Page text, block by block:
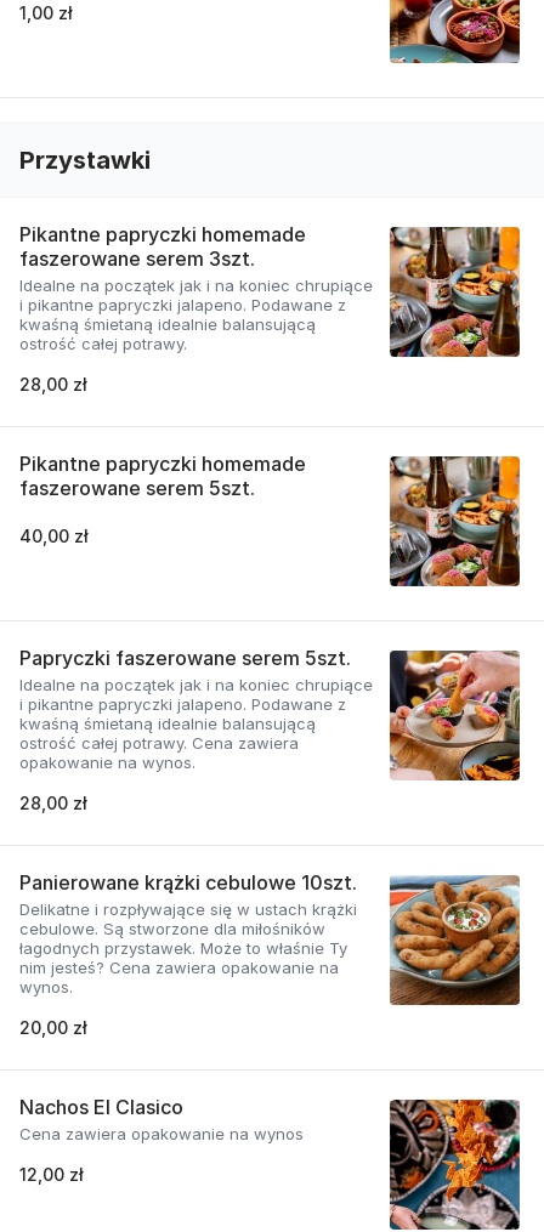
1,00 zł
Przystawki
Pikantne papryczki homemade
faszerowane serem 3szt.
Idealne na początek jak i na koniec chrupiące
i pikantne papryczki jalapeno. Podawane z
kwaśną śmietaną idealnie balansującą
ostrość całej potrawy.
28,00 zł
Pikantne papryczki homemade
faszerowane serem 5szt.
40,00 zł
Papryczki faszerowane serem 5szt.
Idealne na początek jak i na koniec chrupiące
i pikantne papryczki jalapeno. Podawane z
kwaśną śmietaną idealnie balansującą
ostrość całej potrawy. Cena zawiera
opakowanie na wynos.
28,00 zł
Panierowane krążki cebulowe 10szt.
Delikatne i rozpływające się w ustach krążki
cebulowe. Są stworzone dla miłośników
łagodnych przystawek. Może to właśnie Ty
nim jesteś? Cena zawiera opakowanie na
wynos.
20,00 zł
Nachos El Clasico
Cena zawiera opakowanie na wynos
12,00 zł